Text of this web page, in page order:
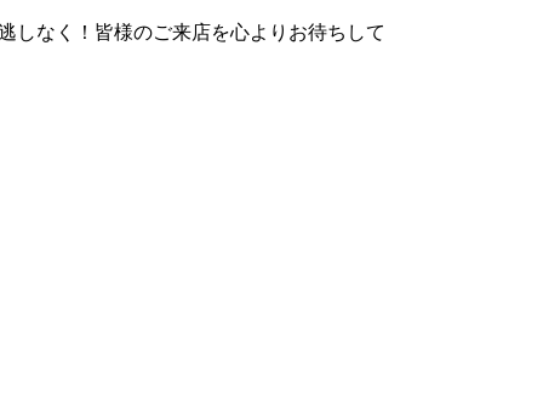
しなく！皆様のご来店を心よりお待ちして